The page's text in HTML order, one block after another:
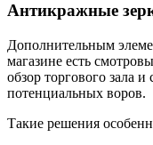
Антикражные
Дополнительным
магазине есть
обзор торгового зала
потенциальных воров.
Такие решения